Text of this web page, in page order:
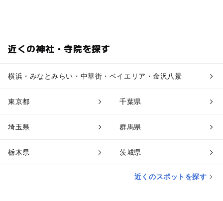
近くの神社・寺院を探す
横浜・みなとみらい・中華街・ベイエリア・金沢八景
東京都 千葉県
埼玉県 群馬県
栃木県 茨城県
近くのスポットを探す